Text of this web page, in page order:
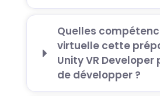
Quelles
virtuelle cette
Unity VR
de développer ?